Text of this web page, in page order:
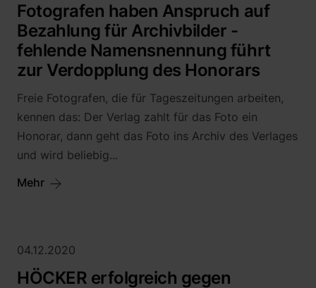
Fotografen haben Anspruch auf
Bezahlung für Archivbilder -
fehlende Namensnennung führt
zur Verdopplung des Honorars
Freie Fotografen, die für Tageszeitungen arbeiten,
kennen das: Der Verlag zahlt für das Foto ein
Honorar, dann geht das Foto ins Archiv des Verlages
und wird beliebig...
Mehr
04.12.2020
HÖCKER erfolgreich gegen